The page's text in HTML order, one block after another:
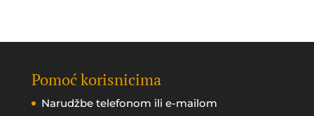
Pomoć korisnicima
Narudžbe telefonom ili e-mailom